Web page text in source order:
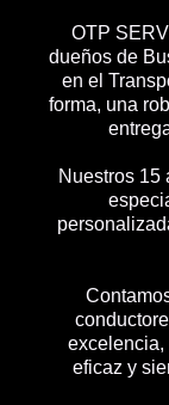
OTP
dueños de
en el
forma, una
Nuestros 15
excelencia,
eficaz y